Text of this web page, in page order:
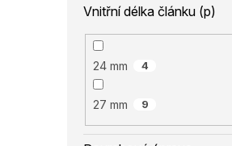
Vnitřní délka článku (p)
24 mm 4
27 mm 9